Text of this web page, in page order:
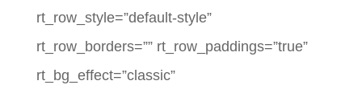
rt_row_style=”default-style”
rt_row_borders=”” rt_row_paddings=”true”
rt_bg_effect=”classic”